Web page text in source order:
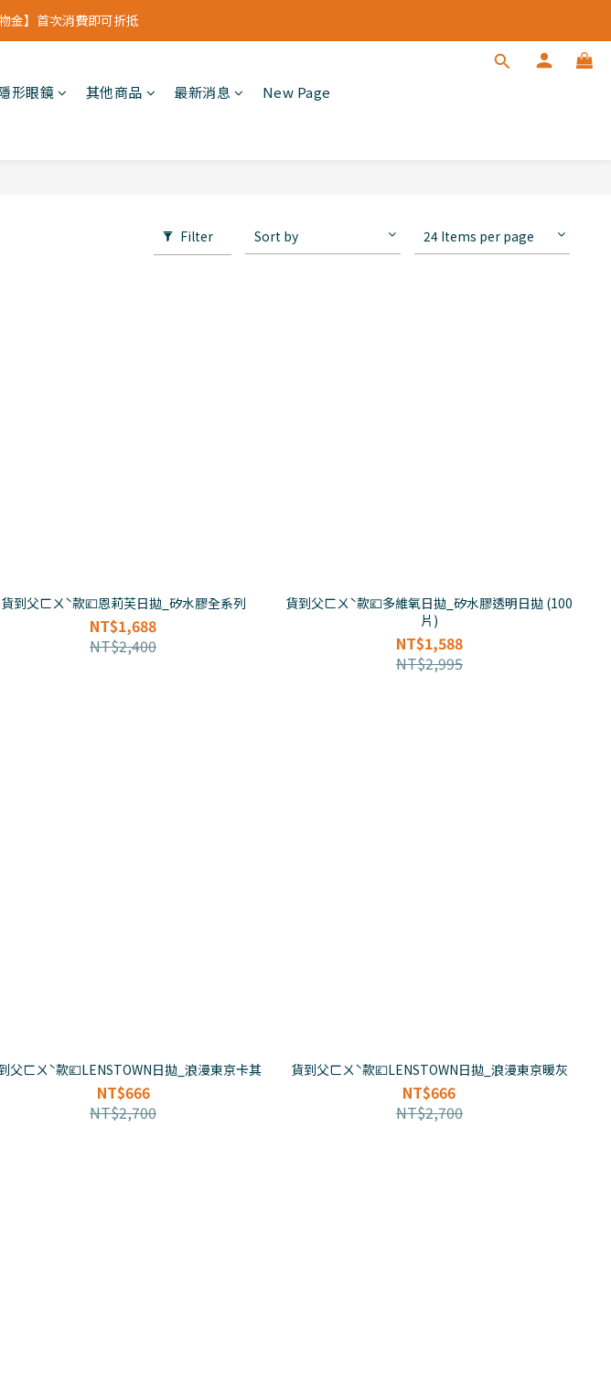
金】首次消費即可折抵
金】首次消費即可折抵
金】首次消費即可折抵
形眼鏡 其他商品 最新消息
New Page
Filter Sort by 24 Items per page
貨到父ㄈㄨˋ款💷恩莉芙日拋_矽水膠全系列
NT$1,688
NT$2,400
貨到父ㄈㄨˋ款💷多維氧日拋_矽水膠透明日拋 (100
片)
NT$1,588
NT$2,995
父ㄈㄨˋ款💷LENSTOWN日拋_浪漫東京卡其
NT$666
NT$2,700
貨到父ㄈㄨˋ款💷LENSTOWN日拋_浪漫東京暖灰
NT$666
NT$2,700